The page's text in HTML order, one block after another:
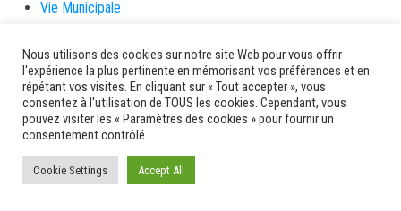
Vie Municipale
vigilanceROUGE
Village artisanal
Village artisanal et commercial
ville de la trinité
villedelesansesdarlet
voiles
Nous utilisons des cookies sur notre site Web pour vous offrir
l'expérience la plus pertinente en mémorisant vos préférences et en
répétant vos visites. En cliquant sur « Tout accepter », vous
consentez à l'utilisation de TOUS les cookies. Cependant, vous
pouvez visiter les « Paramètres des cookies » pour fournir un
consentement contrôlé.
Cookie Settings Accept All